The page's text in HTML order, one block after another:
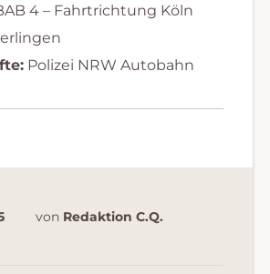
4 – Fahrtrichtung Köln
Polizei NRW Autobahn
von Redaktion C.Q.